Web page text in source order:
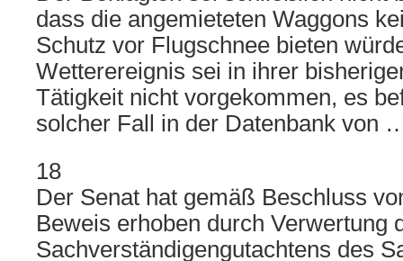
dass die angemieteten Waggons
Schutz vor Flugschnee bieten
Wetterereignis sei in ihrer
Tätigkeit nicht vorgekommen, es
solcher Fall in der Datenbank von
18
Der Senat hat gemäß Beschluss
Beweis erhoben durch Verwertung
Sachverständigengutachtens des